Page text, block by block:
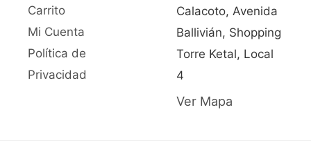
Carrito
Mi Cuenta
Política de
Privacidad
Calacoto, Avenida
Ballivián, Shopping
Torre Ketal, Local
4
Ver Mapa